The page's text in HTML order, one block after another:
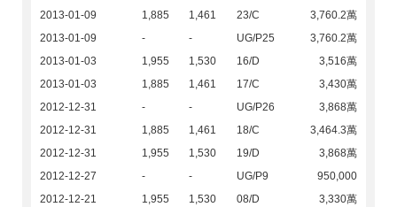
2013-01-09
1,885 1,461 23/C
3,760.2萬
2013-01-09
- - UG/P25
3,760.2萬
2013-01-03
1,955 1,530 16/D
3,516萬
2013-01-03
1,885 1,461 17/C
3,430萬
2012-12-31
- - UG/P26
3,868萬
2012-12-31
1,885 1,461 18/C
3,464.3萬
2012-12-31
1,955 1,530 19/D
3,868萬
2012-12-27
- - UG/P9
950,000
2012-12-21
1,955 1,530 08/D
3,330萬